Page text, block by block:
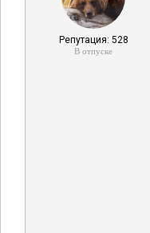
Репутация: 528
В отпуске